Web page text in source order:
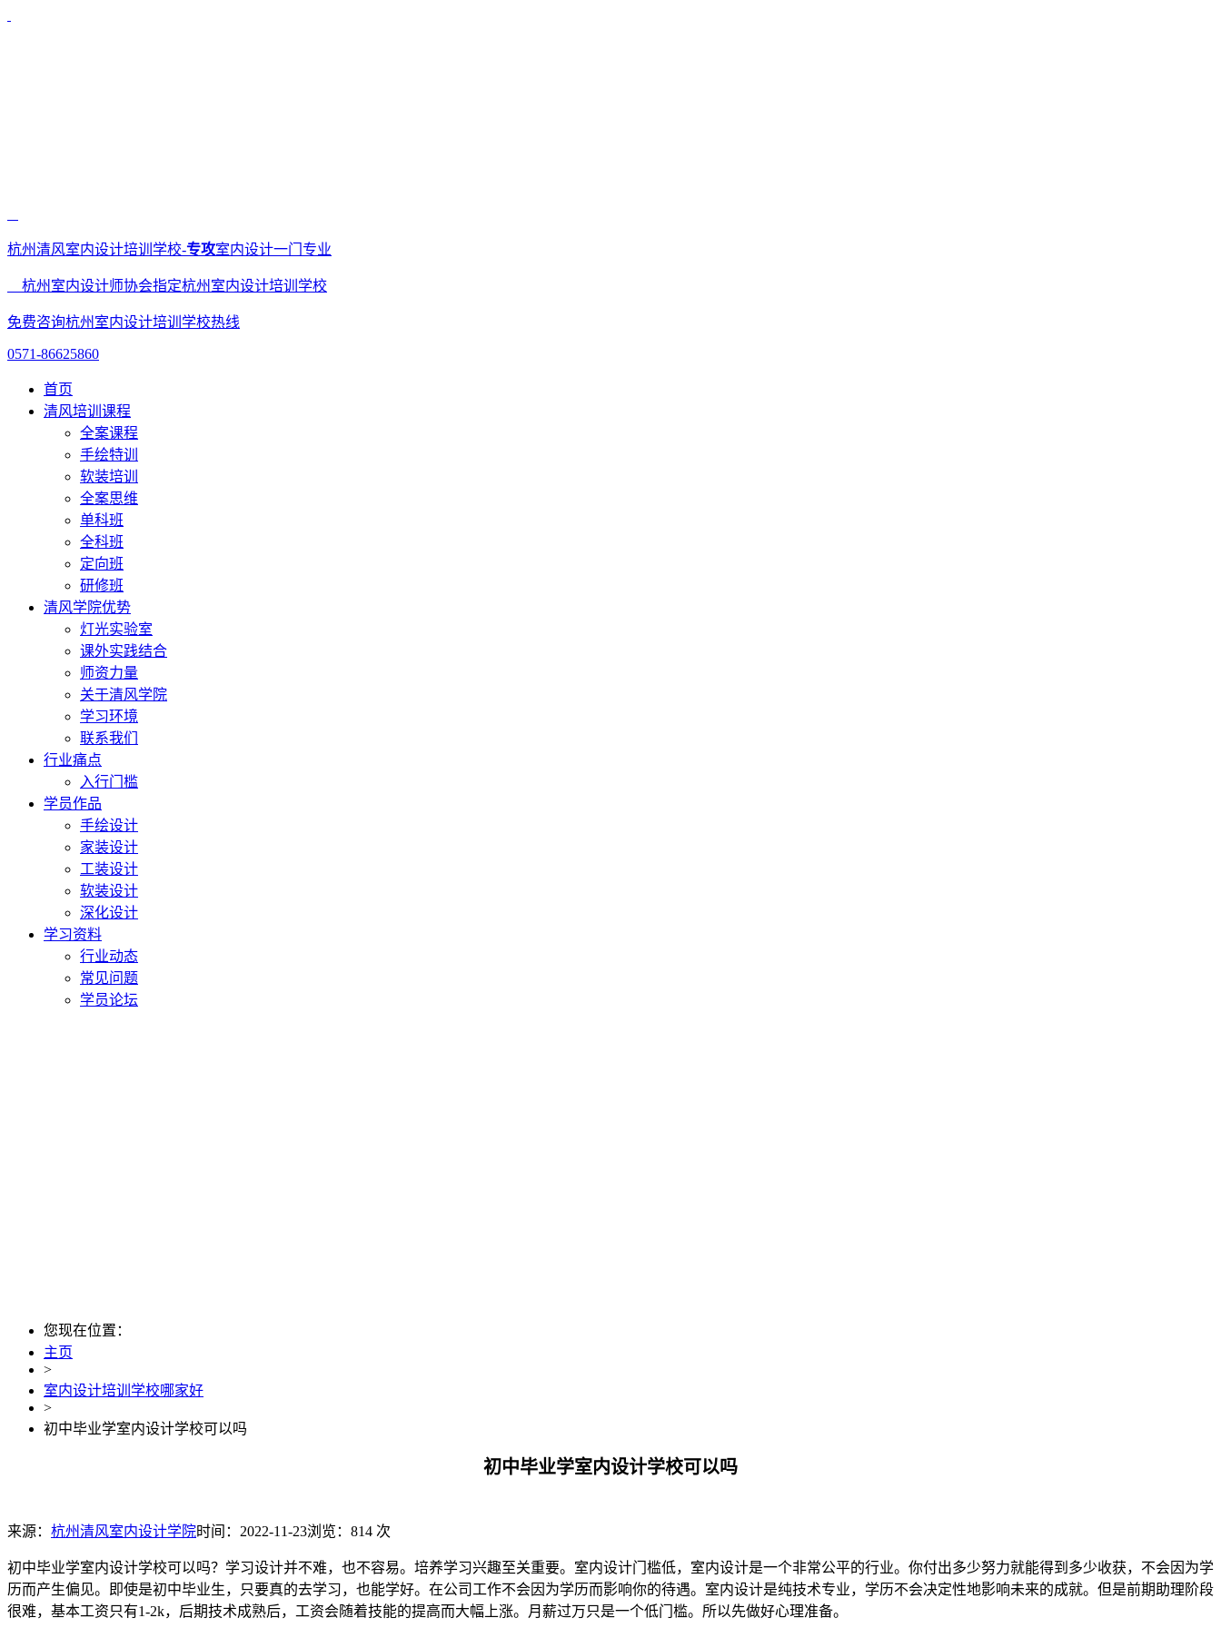
杭州清风室内设计培训学校-专攻室内设计一门专业
杭州室内设计师协会指定杭州室内设计培训学校
免费咨询杭州室内设计培训学校热线
0571-86625860
首页
清风培训课程
全案课程
手绘特训
软装培训
全案思维
单科班
全科班
定向班
研修班
清风学院优势
灯光实验室
课外实践结合
师资力量
关于清风学院
学习环境
联系我们
行业痛点
入行门槛
学员作品
手绘设计
家装设计
工装设计
软装设计
深化设计
学习资料
行业动态
常见问题
学员论坛
您现在位置：
主页
>
室内设计培训学校哪家好
>
初中毕业学室内设计学校可以吗
初中毕业学室内设计学校可以吗
来源： 杭州清风室内设计学院时间：2022-11-23浏览：814 次
初中毕业学室内设计学校可以吗？学习设计并不难，也不容易。培养学习兴趣至关重要。室内设计门槛低，室内设计是一个非常公平的行业。你付出多少努力就能得到多少收获，不会因为学
历而产生偏见。即使是初中毕业生，只要真的去学习，也能学好。在公司工作不会因为学历而影响你的待遇。室内设计是纯技术专业，学历不会决定性地影响未来的成就。但是前期助理阶段
很难，基本工资只有1-2k，后期技术成熟后，工资会随着技能的提高而大幅上涨。月薪过万只是一个低门槛。所以先做好心理准备。